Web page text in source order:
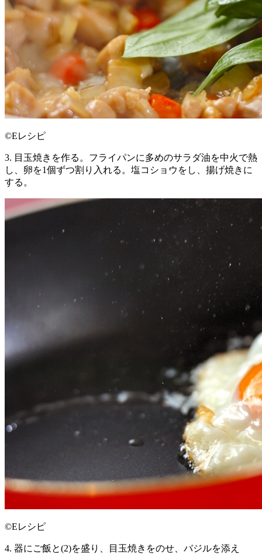
©Eレシピ
3. 目玉焼きを作る。フライパンに多めのサラダ油を中火で熱
し、卵を1個ずつ割り入れる。塩コショウをし、揚げ焼きに
する。
©Eレシピ
4. 器にご飯と(2)を盛り、目玉焼きをのせ、バジルを添え